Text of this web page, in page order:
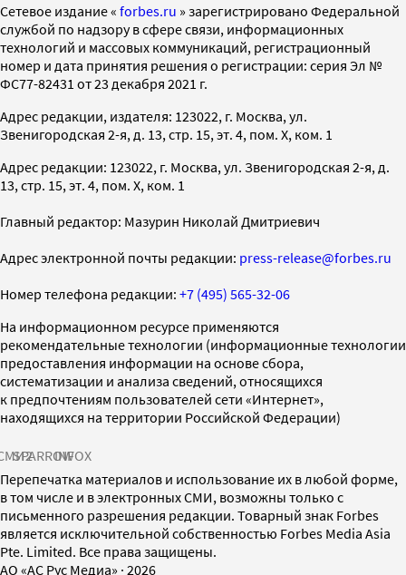
Cетевое издание « forbes.ru » зарегистрировано Федеральной
службой по надзору в сфере связи, информационных
технологий и массовых коммуникаций, регистрационный
номер и дата принятия решения о регистрации: серия Эл №
ФС77-82431 от 23 декабря 2021 г.
Адрес редакции, издателя: 123022, г. Москва, ул.
Звенигородская 2-я, д. 13, стр. 15, эт. 4, пом. X, ком. 1
Адрес редакции: 123022, г. Москва, ул. Звенигородская 2-я, д.
13, стр. 15, эт. 4, пом. X, ком. 1
Главный редактор: Мазурин Николай Дмитриевич
Адрес электронной почты редакции: press-release@forbes.ru
Номер телефона редакции: +7 (495) 565-32-06
На информационном ресурсе применяются
рекомендательные технологии (информационные технологии
предоставления информации на основе сбора,
систематизации и анализа сведений, относящихся
к предпочтениям пользователей сети «Интернет»,
находящихся на территории Российской Федерации)
SPARROWINFOX
Перепечатка материалов и использование их в любой форме,
в том числе и в электронных СМИ, возможны только с
письменного разрешения редакции. Товарный знак Forbes
является исключительной собственностью Forbes Media Asia
Pte. Limited. Все права защищены.
AO «АС Рус Медиа» · 2026